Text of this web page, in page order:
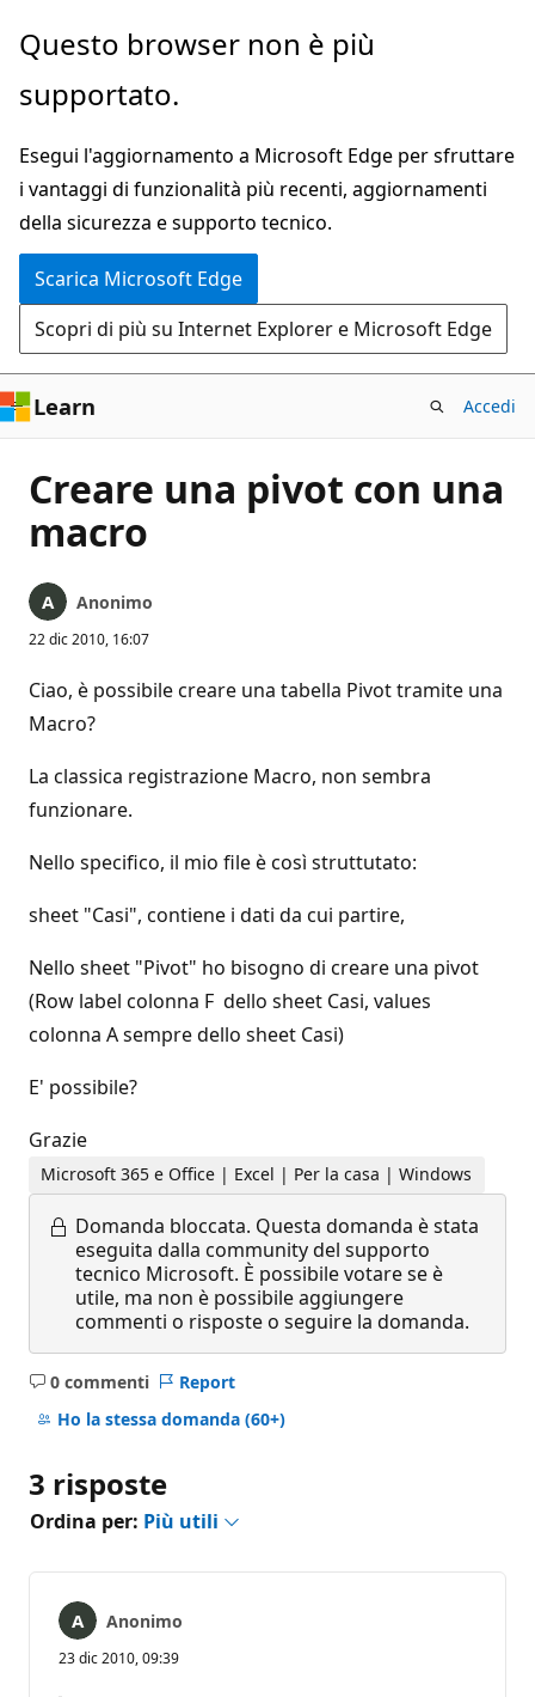
Ignora
passa
contenuto
principale
Questo browser non è più
supportato.
Esegui l'aggiornamento a Microsoft Edge per sfruttare
i vantaggi di funzionalità più recenti, aggiornamenti
della sicurezza e supporto tecnico.
Scarica Microsoft Edge
Scopri di più su Internet Explorer e Microsoft Edge
Learn Accedi
Creare una pivot con una
macro
Anonimo
22 dic 2010, 16:07
Ciao, è possibile creare una tabella Pivot tramite una
Macro?
La classica registrazione Macro, non sembra
funzionare.
Nello specifico, il mio file è così struttutato:
sheet "Casi", contiene i dati da cui partire,
Nello sheet "Pivot" ho bisogno di creare una pivot
(Row label colonna F dello sheet Casi, values
colonna A sempre dello sheet Casi)
E' possibile?
Grazie
Microsoft 365 e Office | Excel | Per la casa | Windows
Domanda bloccata. Questa domanda è stata
eseguita dalla community del supporto
tecnico Microsoft. È possibile votare se è
utile, ma non è possibile aggiungere
commenti o risposte o seguire la domanda.
0 commenti
Nessun
commento
Report
Ho la stessa domanda (60+)
3 risposte
Ordina per: Più utili
Anonimo
23 dic 2010, 09:39